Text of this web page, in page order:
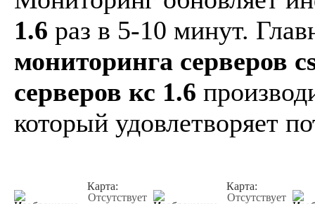
1.6 раз в 5-10 минут.
мониторинга серверов
серверов кс 1.6
который удовлетворяет
Карта:
Отсутствует
Карта:
Отсутствует